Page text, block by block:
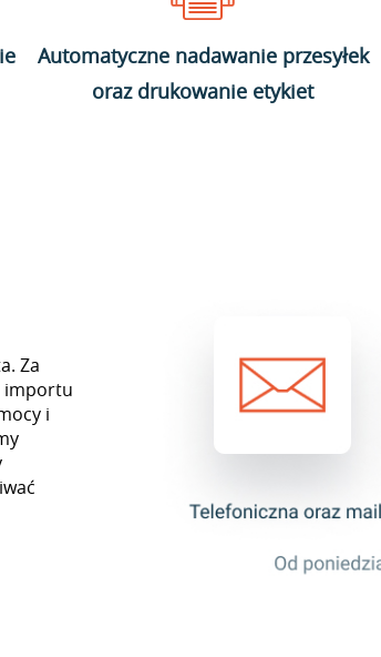
Automatyczne nadawanie przesyłek
oraz drukowanie etykiet
Za
importu
i